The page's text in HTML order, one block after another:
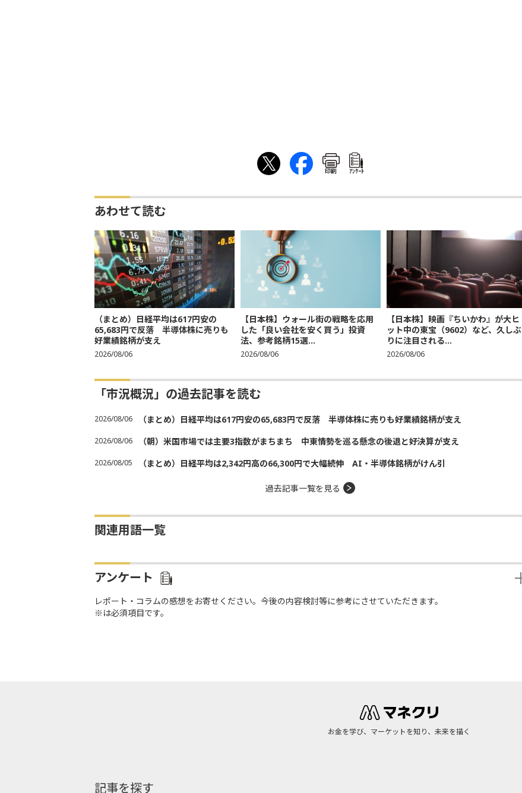
印刷 ｱﾝｹｰﾄ
あわせて読む
（まとめ）日経平均は617円安の
65,683円で反落 半導体株に売りも
好業績銘柄が支え
2026/08/06
【日本株】ウォール街の戦略を応用
した「良い会社を安く買う」投資
法、参考銘柄15選...
2026/08/06
【日本株】映画『ちいかわ』が大ヒ
ット中の東宝（9602）など、久しぶ
りに注目される...
2026/08/06
「市況概況」の過去記事を読む
2026/08/06 （まとめ）日経平均は617円安の65,683円で反落 半導体株に売りも好業績銘柄が支え
2026/08/06 （朝）米国市場では主要3指数がまちまち 中東情勢を巡る懸念の後退と好決算が支え
2026/08/05 （まとめ）日経平均は2,342円高の66,300円で大幅続伸 AI・半導体銘柄がけん引
過去記事一覧を見る
関連用語一覧
アンケート
レポート・コラムの感想をお寄せください。今後の内容検討等に参考にさせていただきます。
※は必須項目です。
お金を学び、マーケットを知り、未来を描く
記事を探す